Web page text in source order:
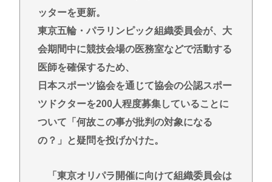
ガさせた疑い [8/6]
【緊急】吉野家のステーキ定食、ガチで美味いぞ
【衝撃】韓国メディア「韓国サッカー協会、W杯予選
で外国人審判に性接待」
ビニコンの店員がいらっしゃいませー！言わないか
ら本社にクレームいれてやりましたよ！www
ここ数年「どっちもどっち」とか「まだわからない
から叩くな」とかゆうチキン野郎が増えたけどどっ
【動画】手術中に熊本地震直撃やばすぎwww
ッターを更新。
東京五輪・パラリンピック組織委員会が、大
会期間中に競技会場の医務室などで活動する
医師を確保するため、
日本スポーツ協会を通じて協会の公認スポー
ツドクターを200人程度募集していることに
ついて「何故この事が批判の対象になる
の？」と疑問を投げかけた。
「東京オリパラ開催に向けて組織委員会は